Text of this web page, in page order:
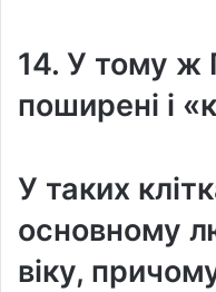
14. У тому ж
поширені і
У таких
основному
віку,